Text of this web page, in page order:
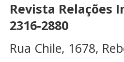
Revista Relações
2316-2880
Rua Chile, 1678,